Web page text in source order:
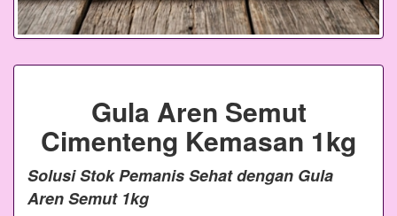
Gula Aren Semut
Cimenteng Kemasan 1kg
Solusi Stok Pemanis Sehat dengan Gula
Aren Semut 1kg